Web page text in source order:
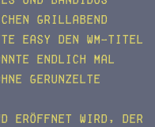
Grillabend
easy den WM-Titel
endlich mal
gerunzelte
eröffnet wird, der